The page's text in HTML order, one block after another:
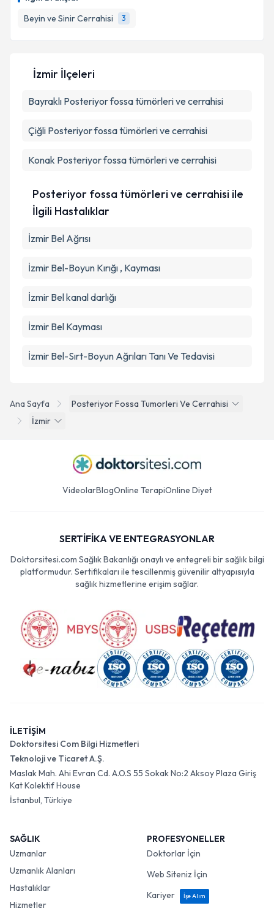
Beyin ve Sinir Cerrahisi
3
Ana Sayfa
Posteriyor Fossa Tumorleri Ve Cerrahisi
İzmir
İzmir İlçeleri
Bayraklı Posteriyor fossa tümörleri ve cerrahisi
Çiğli Posteriyor fossa tümörleri ve cerrahisi
Konak Posteriyor fossa tümörleri ve cerrahisi
Posteriyor fossa tümörleri ve cerrahisi ile
İlgili Hastalıklar
İzmir Bel Ağrısı
İzmir Bel-Boyun Kırığı , Kayması
İzmir Bel kanal darlığı
İzmir Bel Kayması
İzmir Bel-Sırt-Boyun Ağrıları Tanı Ve Tedavisi
VideolarBlogOnline TerapiOnline Diyet
SERTİFİKA VE ENTEGRASYONLAR
Doktorsitesi.com Sağlık Bakanlığı onaylı ve entegreli bir sağlık bilgi
platformudur. Sertifikaları ile tescillenmiş güvenilir altyapısıyla
sağlık hizmetlerine erişim sağlar.
İLETİŞİM
Doktorsitesi Com Bilgi Hizmetleri
Teknoloji ve Ticaret A.Ş.
Maslak Mah. Ahi Evran Cd. A.O.S 55 Sokak No:2 Aksoy Plaza Giriş
Kat Kolektif House
İstanbul, Türkiye
SAĞLIK
Uzmanlar
Uzmanlık Alanları
Hastalıklar
Hizmetler
PROFESYONELLER
Doktorlar İçin
Web Siteniz İçin
Kariyer
İşe Alım